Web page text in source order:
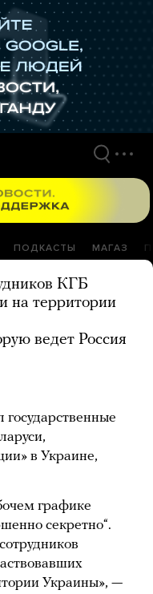
ПОДКАСТЫ МАГАЗ
КГБ
на территории
ведет Россия
в Украине,
графике
секретно“.
Украины», —